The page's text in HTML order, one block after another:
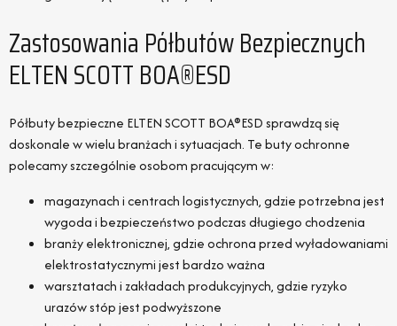
Zastosowania Półbutów Bezpiecznych
ELTEN SCOTT BOA®ESD
Półbuty bezpieczne ELTEN SCOTT BOA®ESD sprawdzą się
doskonale w wielu branżach i sytuacjach. Te buty ochronne
polecamy szczególnie osobom pracującym w:
magazynach i centrach logistycznych, gdzie potrzebna jest
wygoda i bezpieczeństwo podczas długiego chodzenia
branży elektronicznej, gdzie ochrona przed wyładowaniami
elektrostatycznymi jest bardzo ważna
warsztatach i zakładach produkcyjnych, gdzie ryzyko
urazów stóp jest podwyższone